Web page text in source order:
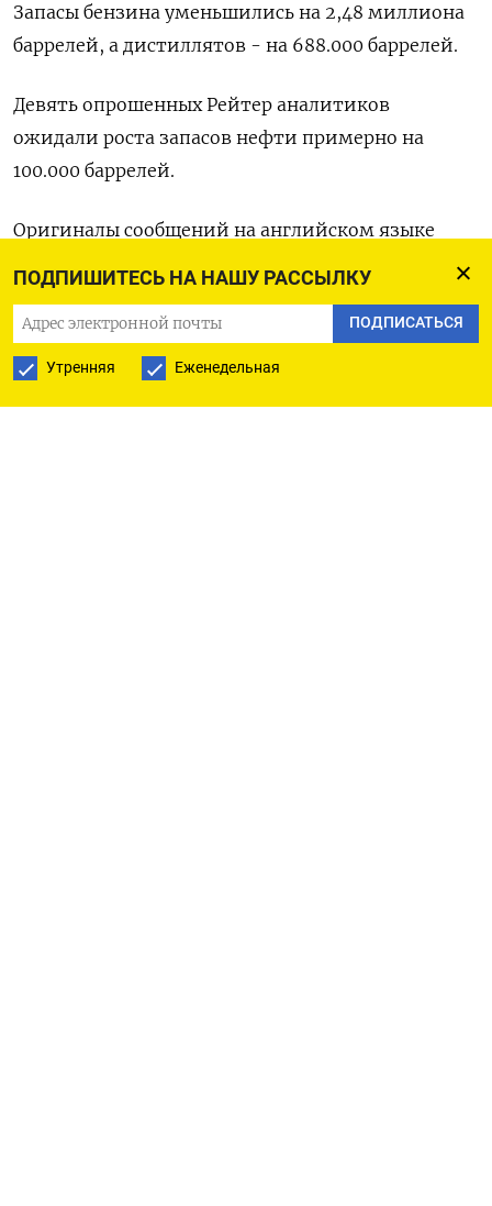
ПОДПИШИТЕСЬ НА НАШУ РАССЫЛКУ
ПОДПИСАТЬСЯ
Утренняя Еженедельная
Запасы бензина уменьшились на 2,48 миллиона
баррелей, а дистиллятов - на 688.000 баррелей.
Девять опрошенных Рейтер аналитиков
ожидали роста запасов нефти примерно на
100.000 баррелей.
Оригиналы сообщений на английском языке